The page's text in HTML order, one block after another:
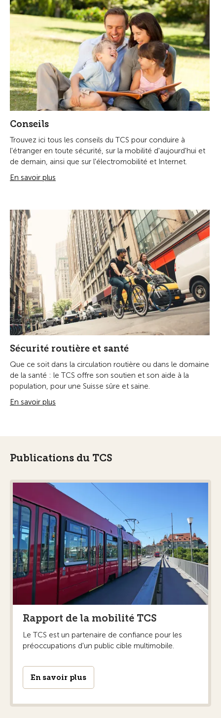
Conseils
Trouvez ici tous les conseils du TCS pour conduire à
l'étranger en toute sécurité, sur la mobilité d'aujourd'hui et
de demain, ainsi que sur l'électromobilité et Internet.
En savoir plus
Sécurité routière et santé
Que ce soit dans la circulation routière ou dans le domaine
de la santé : le TCS offre son soutien et son aide à la
population, pour une Suisse sûre et saine.
En savoir plus
Publications du TCS
Rapport de la mobilité TCS
Le TCS est un partenaire de confiance pour les
préoccupations d'un public cible multimobile.
En savoir plus